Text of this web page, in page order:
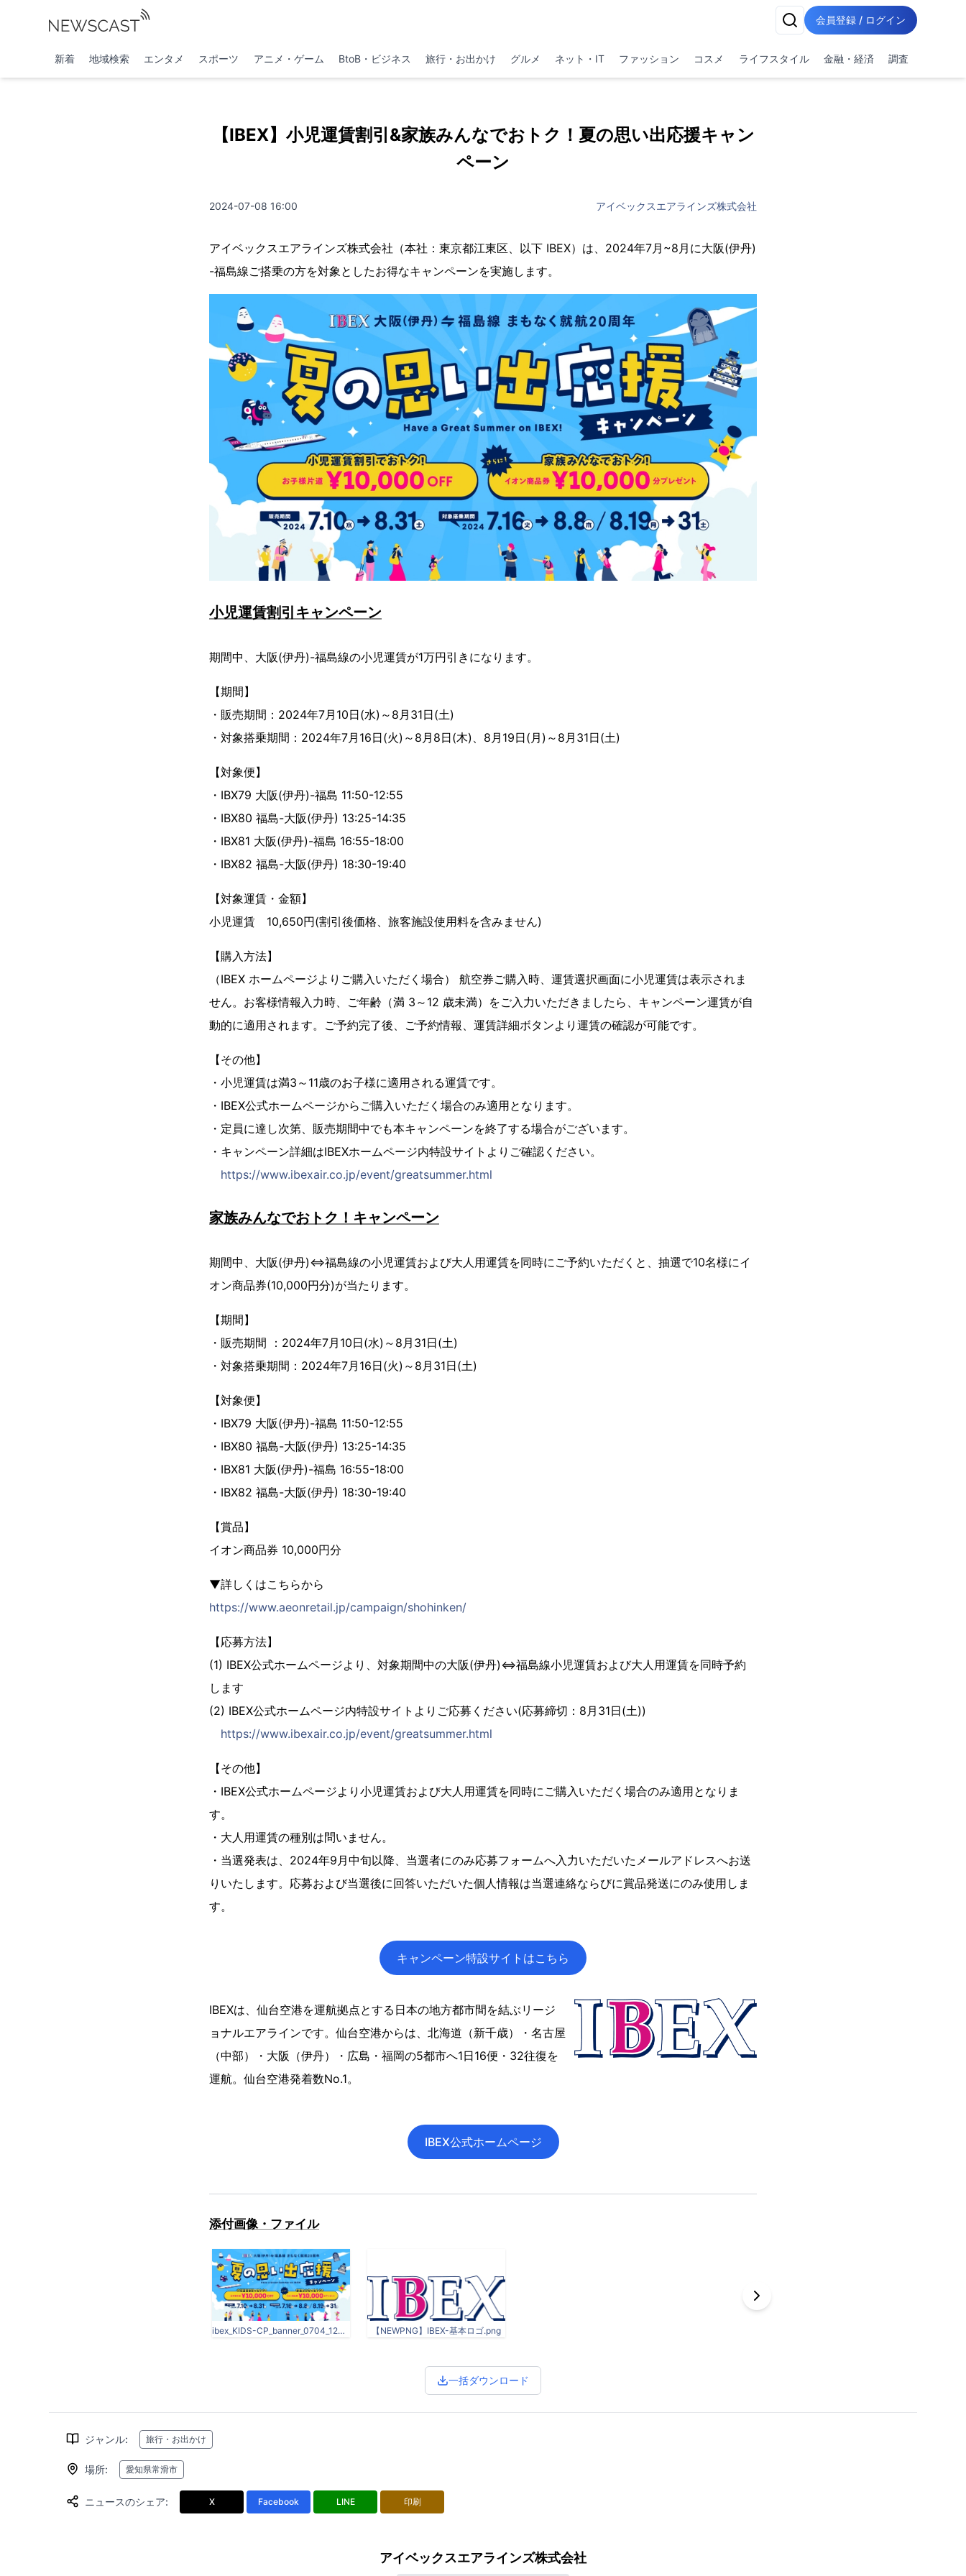
会員登録 / ログイン
新着 地域検索 エンタメ スポーツ アニメ・ゲーム BtoB・ビジネス 旅行・お出かけ グルメ ネット・IT ファッション コスメ ライフスタイル 金融・経済 調査
【IBEX】小児運賃割引&家族みんなでおトク！夏の思い出応援キャン
ペーン
2024-07-08 16:00 アイベックスエアラインズ株式会社
アイベックスエアラインズ株式会社（本社：東京都江東区、以下 IBEX）は、2024年7月~8月に大阪(伊丹)
-福島線ご搭乗の方を対象としたお得なキャンペーンを実施します。
小児運賃割引キャンペーン
期間中、大阪(伊丹)-福島線の小児運賃が1万円引きになります。
【期間】
・販売期間：2024年7月10日(水)～8月31日(土)
・対象搭乗期間：2024年7月16日(火)～8月8日(木)、8月19日(月)～8月31日(土)
【対象便】
・IBX79 大阪(伊丹)-福島 11:50-12:55
・IBX80 福島-大阪(伊丹) 13:25-14:35
・IBX81 大阪(伊丹)-福島 16:55-18:00
・IBX82 福島-大阪(伊丹) 18:30-19:40
【対象運賃・金額】
小児運賃 10,650円(割引後価格、旅客施設使用料を含みません)
【購入方法】
（IBEX ホームページよりご購入いただく場合） 航空券ご購入時、運賃選択画面に小児運賃は表示されま
せん。お客様情報入力時、ご年齢（満 3～12 歳未満）をご入力いただきましたら、キャンペーン運賃が自
動的に適用されます。ご予約完了後、ご予約情報、運賃詳細ボタンより運賃の確認が可能です。
【その他】
・小児運賃は満3～11歳のお子様に適用される運賃です。
・IBEX公式ホームページからご購入いただく場合のみ適用となります。
・定員に達し次第、販売期間中でも本キャンペーンを終了する場合がございます。
・キャンペーン詳細はIBEXホームページ内特設サイトよりご確認ください。
https://www.ibexair.co.jp/event/greatsummer.html
家族みんなでおトク！キャンペーン
期間中、大阪(伊丹)⇔福島線の小児運賃および大人用運賃を同時にご予約いただくと、抽選で10名様にイ
オン商品券(10,000円分)が当たります。
【期間】
・販売期間 ：2024年7月10日(水)～8月31日(土)
・対象搭乗期間：2024年7月16日(火)～8月31日(土)
【対象便】
・IBX79 大阪(伊丹)-福島 11:50-12:55
・IBX80 福島-大阪(伊丹) 13:25-14:35
・IBX81 大阪(伊丹)-福島 16:55-18:00
・IBX82 福島-大阪(伊丹) 18:30-19:40
【賞品】
イオン商品券 10,000円分
▼詳しくはこちらから
https://www.aeonretail.jp/campaign/shohinken/
【応募方法】
(1) IBEX公式ホームページより、対象期間中の大阪(伊丹)⇔福島線小児運賃および大人用運賃を同時予約
します
(2) IBEX公式ホームページ内特設サイトよりご応募ください(応募締切：8月31日(土))
https://www.ibexair.co.jp/event/greatsummer.html
【その他】
・IBEX公式ホームページより小児運賃および大人用運賃を同時にご購入いただく場合のみ適用となりま
す。
・大人用運賃の種別は問いません。
・当選発表は、2024年9月中旬以降、当選者にのみ応募フォームへ入力いただいたメールアドレスへお送
りいたします。応募および当選後に回答いただいた個人情報は当選連絡ならびに賞品発送にのみ使用しま
す。
キャンペーン特設サイトはこちら
IBEXは、仙台空港を運航拠点とする日本の地方都市間を結ぶリージ
ョナルエアラインです。仙台空港からは、北海道（新千歳）・名古屋
（中部）・大阪（伊丹）・広島・福岡の5都市へ1日16便・32往復を
運航。仙台空港発着数No.1。
IBEX公式ホームページ
添付画像・ファイル
ibex_KIDS-CP_banner_0704_1200×628.jpg 【NEWPNG】IBEX-基本ロゴ.png
一括ダウンロード
ジャンル: 旅行・お出かけ
場所: 愛知県常滑市
ニュースのシェア: X Facebook LINE 印刷
アイベックスエアラインズ株式会社